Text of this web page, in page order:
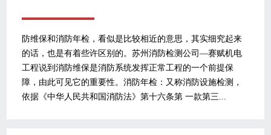
防维保和消防年检，看似是比较相近的意思，其实细究起来
的话，也是有着些许区别的。苏州消防检测公司—赛赋机电
工程说到消防维保是消防系统发挥正常工程的一个前提保
障，由此可见它的重要性。消防年检：又称消防设施检测，
依据《中华人民共和国消防法》第十六条第 一款第三...